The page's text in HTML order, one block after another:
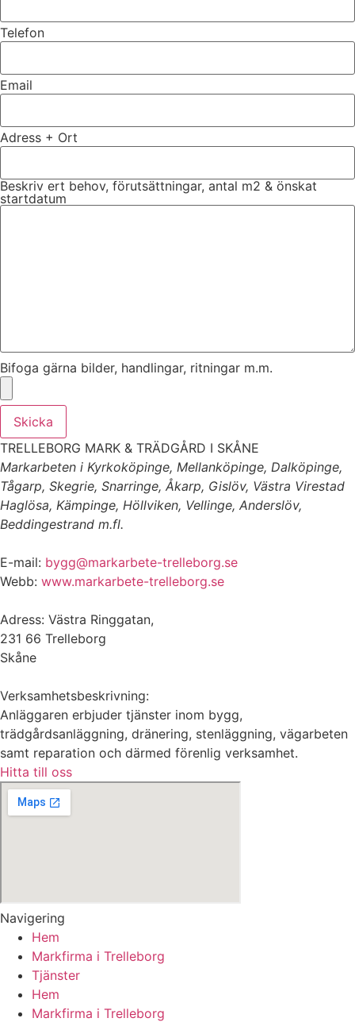
Telefon
Email
Adress + Ort
Beskriv ert behov, förutsättningar, antal m2 & önskat
startdatum
Bifoga gärna bilder, handlingar, ritningar m.m.
Skicka
TRELLEBORG MARK & TRÄDGÅRD I SKÅNE
Markarbeten i Kyrkoköpinge, Mellanköpinge, Dalköpinge,
Tågarp, Skegrie, Snarringe, Åkarp, Gislöv, Västra Virestad
Haglösa, Kämpinge, Höllviken, Vellinge, Anderslöv,
Beddingestrand m.fl.
E-mail: bygg@markarbete-trelleborg.se
Webb: www.markarbete-trelleborg.se
Adress: Västra Ringgatan,
231 66 Trelleborg
Skåne
Verksamhetsbeskrivning:
Anläggaren erbjuder tjänster inom bygg,
trädgårdsanläggning, dränering, stenläggning, vägarbeten
samt reparation och därmed förenlig verksamhet.
Hitta till oss
Navigering
Hem
Markfirma i Trelleborg
Tjänster
Hem
Markfirma i Trelleborg